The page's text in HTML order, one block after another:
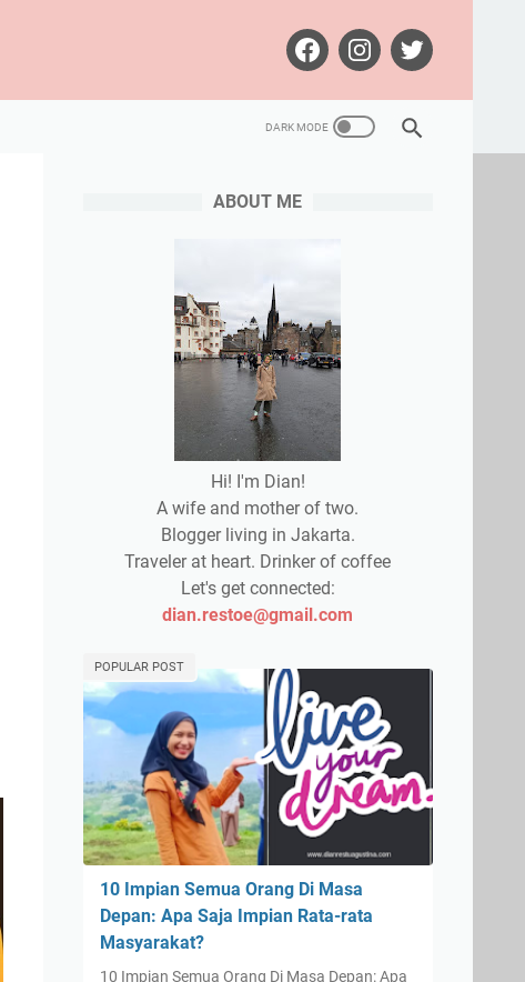
ABOUT ME
Hi! I'm Dian!
A wife and mother of two.
Blogger living in Jakarta.
Traveler at heart. Drinker of coffee
Let's get connected:
dian.restoe@gmail.com
POPULAR POST
10 Impian Semua Orang Di Masa
Depan: Apa Saja Impian Rata-rata
Masyarakat?
10 Impian Semua Orang Di Masa Depan: Apa